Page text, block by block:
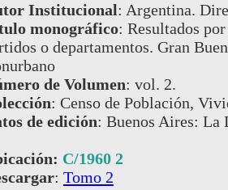
Institucional: Argentina.
monográfico: Resultados
o departamentos. Gran
de Volumen: vol. 2.
: Censo de Población,
de edición: Buenos Aires: La
C/1960 2
: Tomo 2